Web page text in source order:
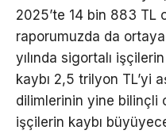
2025’te 14 bin 883 TL
raporumuzda da
yılında sigortalı
kaybı 2,5 trilyon TL’yi
dilimlerinin yine bilinçli
işçilerin kaybı